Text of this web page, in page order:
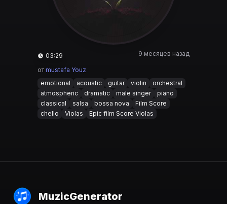
03:29 9 месяцев назад
от mustafa Youz
emotional
acoustic guitar violin
orchestral
atmospheric
dramatic male singer
piano
classical
salsa bossa nova
Film Score
chello
Violas Epic film Score Violas
MuzicGenerator